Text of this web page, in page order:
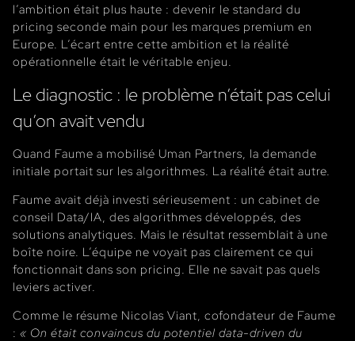
l’ambition était plus haute : devenir le standard du
pricing seconde main pour les marques premium en
Europe. L’écart entre cette ambition et la réalité
opérationnelle était le véritable enjeu.
Le diagnostic : le problème n’était pas celui
qu’on avait vendu
Quand Faume a mobilisé Uman Partners, la demande
initiale portait sur les algorithmes. La réalité était autre.
Faume avait déjà investi sérieusement : un cabinet de
conseil Data/IA, des algorithmes développés, des
solutions analytiques. Mais le résultat ressemblait à une
boîte noire. L’équipe ne voyait pas clairement ce qui
fonctionnait dans son pricing. Elle ne savait pas quels
leviers activer.
Comme le résume Nicolas Viant, cofondateur de Faume
: « On était convaincus du potentiel data-driven du